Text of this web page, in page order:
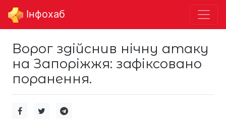
Інфохаб
Ворог здійснив нічну атаку
на Запоріжжя: зафіксовано
поранення.